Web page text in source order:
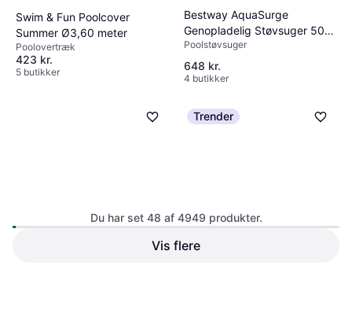
Swim & Fun Poolcover
Summer Ø3,60 meter
Poolovertræk
423 kr.
5 butikker
Bestway AquaSurge
Genopladelig Støvsuger 50
Minutter
Poolstøvsuger
648 kr.
4 butikker
Trender
Swim & Fun By-Pass Valve Kit
Du har set 48 af 4949 produkter.
Vis flere